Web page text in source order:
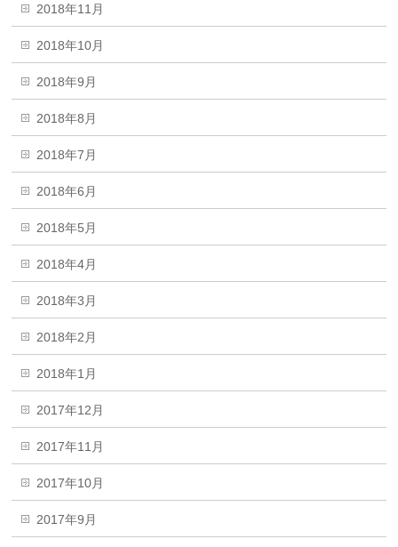
2018年11月
2018年10月
2018年9月
2018年8月
2018年7月
2018年6月
2018年5月
2018年4月
2018年3月
2018年2月
2018年1月
2017年12月
2017年11月
2017年10月
2017年9月